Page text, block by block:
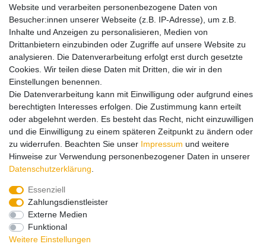
Hinweise zur Batterieentsorgung
Lieferung und Versand
Impressum Daten­schutz­erklärung AGB
Barrierefreiheitserklärung
Vertrag widerrufen
Zahlungsarten:
Website und verarbeiten personenbezogene Daten von
Besucher:innen unserer Webseite (z.B. IP-Adresse), um z.B.
Inhalte und Anzeigen zu personalisieren, Medien von
Drittanbietern einzubinden oder Zugriffe auf unsere Website zu
analysieren. Die Datenverarbeitung erfolgt erst durch gesetzte
Cookies. Wir teilen diese Daten mit Dritten, die wir in den
Einstellungen benennen.
Die Datenverarbeitung kann mit Einwilligung oder aufgrund eines
berechtigten Interesses erfolgen. Die Zustimmung kann erteilt
oder abgelehnt werden. Es besteht das Recht, nicht einzuwilligen
und die Einwilligung zu einem späteren Zeitpunkt zu ändern oder
zu widerrufen. Beachten Sie unser Impressum und weitere
Hinweise zur Verwendung personenbezogener Daten in unserer
Daten­schutz­erklärung
Essenziell
Zahlungsdienstleister
Externe Medien
Funktional
Weitere Einstellungen